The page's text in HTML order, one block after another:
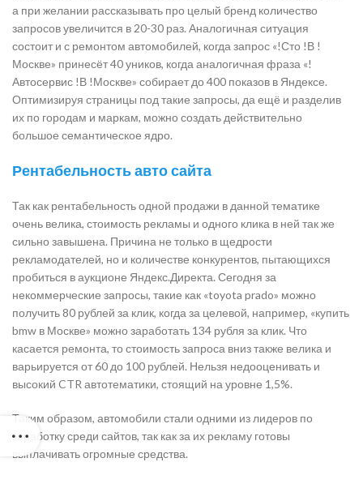
а при желании рассказывать про целый бренд количество
запросов увеличится в 20-30 раз. Аналогичная ситуация
состоит и с ремонтом автомобилей, когда запрос «!Сто !В !
Москве» принесёт 40 уников, когда аналогичная фраза «!
Автосервис !В !Москве» собирает до 400 показов в Яндексе.
Оптимизируя страницы под такие запросы, да ещё и разделив
их по городам и маркам, можно создать действительно
большое семантическое ядро.
Рентабельность авто сайта
Так как рентабельность одной продажи в данной тематике
очень велика, стоимость рекламы и одного клика в ней так же
сильно завышена. Причина не только в щедрости
рекламодателей, но и количестве конкурентов, пытающихся
пробиться в аукционе Яндекс.Директа. Сегодня за
некоммерческие запросы, такие как «toyota prado» можно
получить 80 рублей за клик, когда за целевой, например, «купить
bmw в Москве» можно заработать 134 рубля за клик. Что
касается ремонта, то стоимость запроса вниз также велика и
варьируется от 60 до 100 рублей. Нельзя недооценивать и
высокий CTR автотематики, стоящий на уровне 1,5%.
Таким образом, автомобили стали одними из лидеров по
заработку среди сайтов, так как за их рекламу готовы
выплачивать огромные средства.